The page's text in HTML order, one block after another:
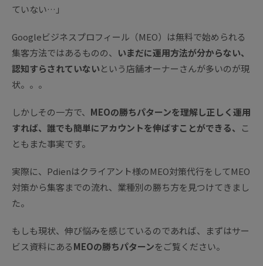
ていない…」
Googleビジネスプロフィール（MEO）は無料で始められる
集客方法ではあるものの、 いまだに運用方法が分からない、
認知すらされていないという店舗オーナーさんが多いのが現
状。。。
しかしその一方で、 MEOの勝ちパターンを理解し正しく運用
すれば、誰でも簡単にアカウントを伸ばすことができる、
こ
ともまた事実です。
実際に、Pdienはクライアント様のMEO対策代行をしてMEO
対策から集客までの流れ、業種別の勝ち方を見つけてきまし
た。
もしも現状、伸び悩みを感じているのであれば、まずはサー
ビス資料にあるMEOの勝ちパターンをご覧ください。